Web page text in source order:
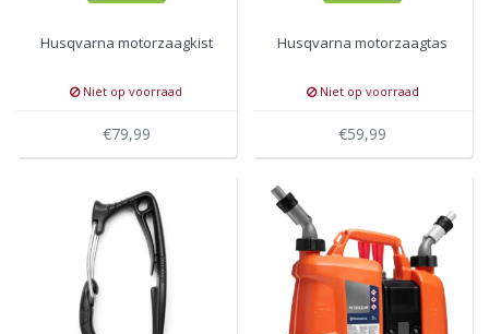
Husqvarna motorzaagkist
Niet op voorraad
€79,99
Husqvarna motorzaagtas
Niet op voorraad
€59,99